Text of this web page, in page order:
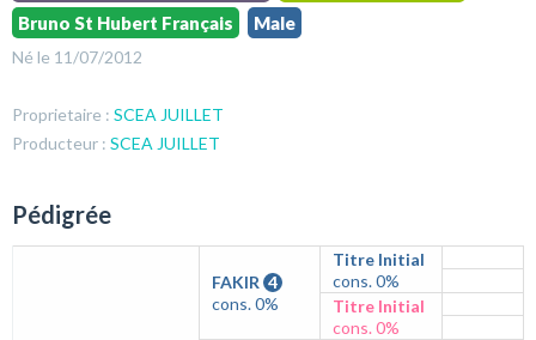
Bruno St Hubert Français
Male
Né le 11/07/2012
Proprietaire : SCEA JUILLET
Producteur : SCEA JUILLET
Pédigrée
FAKIR 4
cons. 0%
Titre Initial
cons. 0%
Titre Initial
cons. 0%